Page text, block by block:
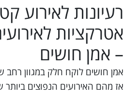
רעיונות לאירוע
אטרקציות
– אמן חושים
אמן חושים לוקח חלק במגוון רחב
אז מהם האירועים הנפוצים ביותר